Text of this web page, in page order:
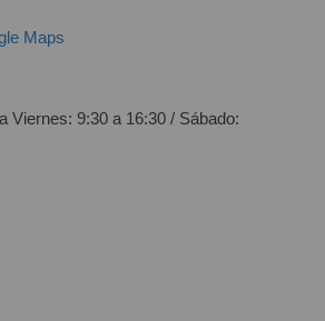
Maps
Viernes: 9:30 a 16:30 / Sábado: